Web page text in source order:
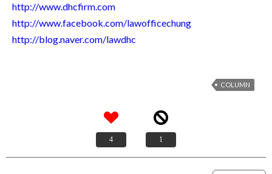
http://www.dhcfirm.com
http://www.facebook.com/lawofficechung
http://blog.naver.com/lawdhc
COLUMN
4 1